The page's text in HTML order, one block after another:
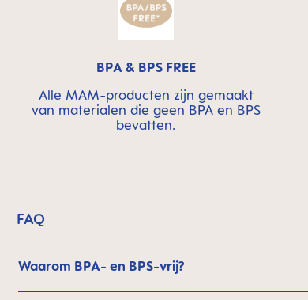
BPA & BPS FREE
Alle MAM-producten zijn gemaakt
van materialen die geen BPA en BPS
bevatten.
FAQ
Waarom BPA- en BPS-vrij?